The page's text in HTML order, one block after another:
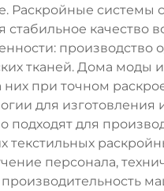
Раскройные
качество
производство
тканей. Дома моды
при точном
для
подходят для
персонала,